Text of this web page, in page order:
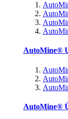
AutoMine®
AutoMine®